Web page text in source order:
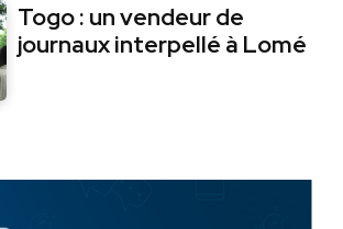
Togo : un vendeur de
journaux interpellé à Lomé